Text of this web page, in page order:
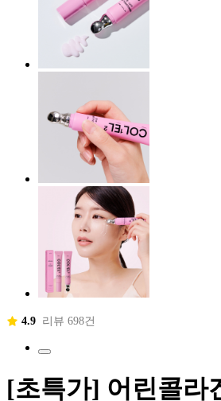
4.9 리뷰 698건
[초특가] 어린콜라